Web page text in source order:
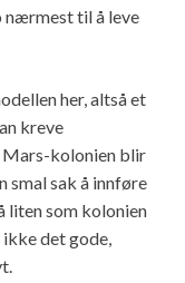
nærmest til å leve
her, altså et
kreve
Mars-kolonien blir
smal sak å innføre
liten som kolonien
det gode,